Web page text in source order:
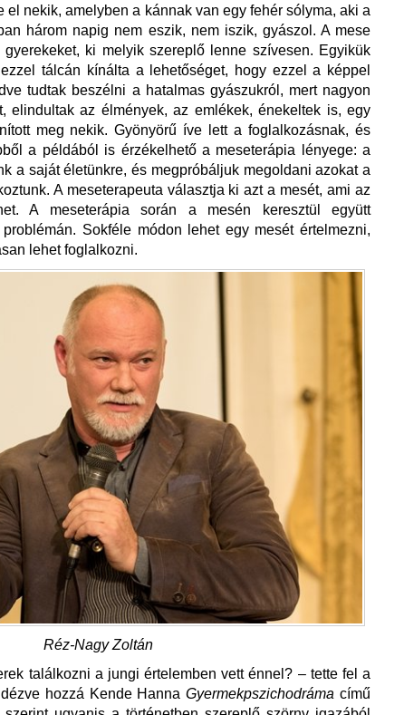
el nekik, amelyben a kánnak van egy fehér sólyma, aki a
három napig nem eszik, nem iszik, gyászol. A mese
ki melyik szereplő lenne szívesen. Egyikük
tálcán kínálta a lehetőséget, hogy ezzel a képpel
tudtak beszélni a hatalmas gyászukról, mert nagyon
elindultak az élmények, az emlékek, énekeltek is, egy
meg nekik. Gyönyörű íve lett a foglalkozásnak, és
a példából is érzékelhető a meseterápia lényege: a
a saját életünkre, és megpróbáljuk megoldani azokat a
A meseterapeuta választja ki azt a mesét, ami az
A meseterápia során a mesén keresztül együtt
Sokféle módon lehet egy mesét értelmezni,
lehet foglalkozni.
Réz-Nagy Zoltán
találkozni a jungi értelemben vett énnel? – tette fel a
hozzá Kende HannaGyermekpszichodráma című